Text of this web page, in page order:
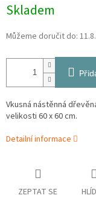
cena:
Skladem
Můžeme doručit do:
Vkusná nástěnná
velikosti 60 x 60 cm.
Detailní informace
ZEPTAT SE